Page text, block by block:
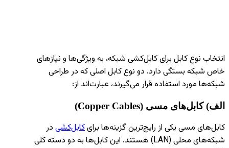
انتخاب نوع کابل برای کابل‌کشی شبکه، به ویژگی‌ها و نیازهای
خاص شبکه بستگی دارد. دو نوع کابل اصلی که در طراحی
شبکه‌ها مورد استفاده قرار می‌گیرند، عبارت‌اند از:
الف) کابل‌های مسی (Copper Cables)
کابل‌های مسی یکی از رایج‌ترین گزینه‌ها برایکابل‌کشی در
شبکه‌های محلی (LAN) هستند. این کابل‌ها به دو دسته کلی